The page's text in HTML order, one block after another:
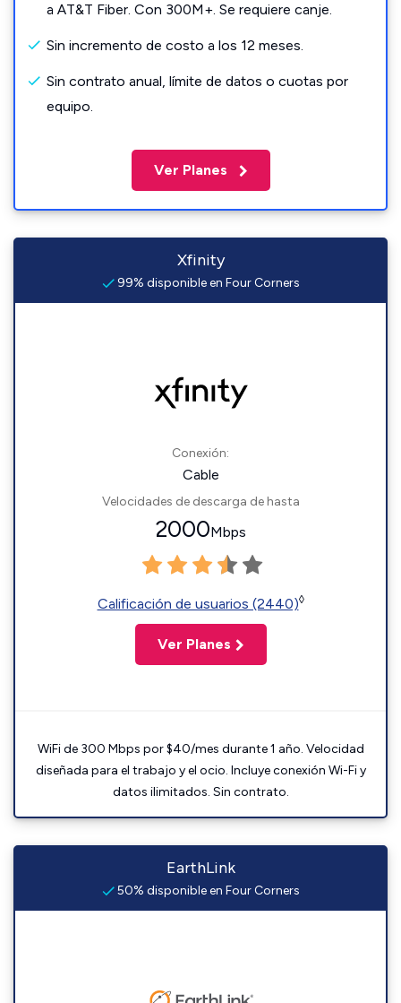
a AT&T Fiber. Con 300M+. Se requiere canje.
Sin incremento de costo a los 12 meses.
Sin contrato anual, límite de datos o cuotas por
equipo.
Ver Planes
Xfinity
99% disponible en Four Corners
Conexión:
Cable
Velocidades de descarga de hasta
2000Mbps
Calificación de usuarios (2440)◊
Ver Planes
WiFi de 300 Mbps por $40/mes durante 1 año. Velocidad
diseñada para el trabajo y el ocio. Incluye conexión Wi-Fi y
datos ilimitados. Sin contrato.
EarthLink
50% disponible en Four Corners